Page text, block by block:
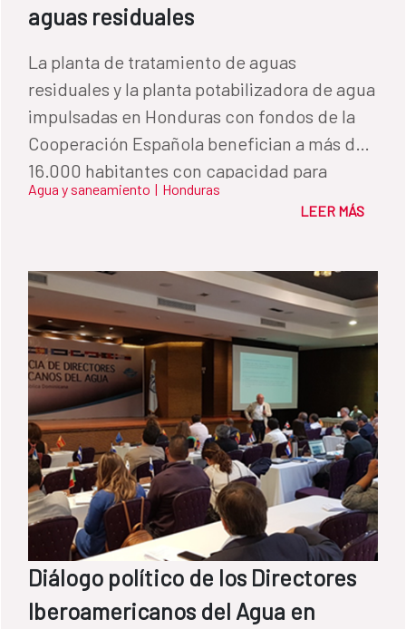
aguas residuales
La planta de tratamiento de aguas
residuales y la planta potabilizadora de agua
impulsadas en Honduras con fondos de la
Cooperación Española benefician a más de
16.000 habitantes con capacidad para
ampliar el alcance a 80.000 personas.
Agua y saneamiento | Honduras
LEER MÁS
Diálogo político de los Directores
Iberoamericanos del Agua en